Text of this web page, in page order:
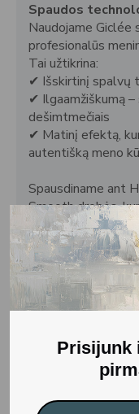
Spaudos
Naudojame Giclée
profesionalūs
Tai užtikrina:
✔ Išskirtinį spalvų
✔ Ilgaamžiškumą
dešimtmečiais
✔ Matinį efektą,
autentišką meno
Spausdiname ant
Smooth drobės,
originaliam
pagrindo
ilgainiui neišbluktų.
Paruošta kabinimui
Kiekviena drobė
atkartoja
estetiškai
Gamybos
Prisijunk